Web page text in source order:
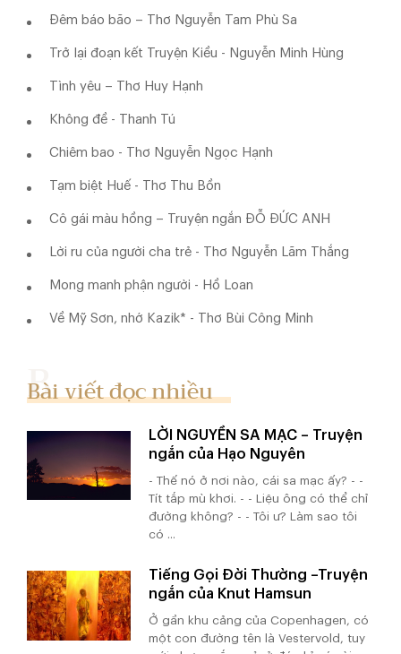
Đêm báo bão – Thơ Nguyễn Tam Phù Sa
Trở lại đoạn kết Truyện Kiều - Nguyễn Minh Hùng
Tình yêu – Thơ Huy Hạnh
Không đề - Thanh Tú
Chiêm bao - Thơ Nguyễn Ngọc Hạnh
Tạm biệt Huế - Thơ Thu Bồn
Cô gái màu hồng – Truyện ngắn ĐỖ ĐỨC ANH
Lời ru của người cha trẻ - Thơ Nguyễn Lãm Thắng
Mong manh phận người - Hồ Loan
Về Mỹ Sơn, nhớ Kazik* - Thơ Bùi Công Minh
Bài viết đọc nhiều
LỜI NGUYỀN SA MẠC – Truyện
ngắn của Hạo Nguyên
- Thế nó ở nơi nào, cái sa mạc ấy? - -
Tít tắp mù khơi. - - Liệu ông có thể chỉ
đường không? - - Tôi ư? Làm sao tôi
có ...
Tiếng Gọi Đời Thường –Truyện
ngắn của Knut Hamsun
Ở gần khu cảng của Copenhagen, có
một con đường tên là Vestervold, tuy